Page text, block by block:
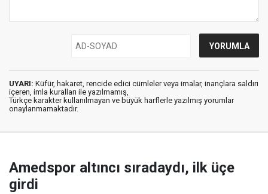
UYARI: Küfür, hakaret, rencide edici cümleler veya imalar, inançlara saldırı
içeren, imla kuralları ile yazılmamış,
Türkçe karakter kullanılmayan ve büyük harflerle yazılmış yorumlar
onaylanmamaktadır.
Amedspor altıncı sıradaydı, ilk üçe
girdi